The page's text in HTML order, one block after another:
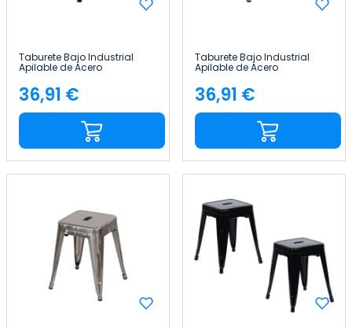
Taburete Bajo Industrial
Apilable de Acero
38x38x46cm Thinia Home
Precio
36,91 €
Taburete Bajo Industrial
Apilable de Acero
38x38x46cm Thinia Home
Precio
36,91 €